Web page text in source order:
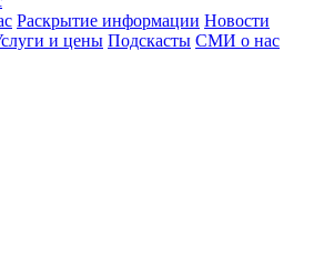
Раскрытие информации Новости
и цены Подскасты СМИ о нас